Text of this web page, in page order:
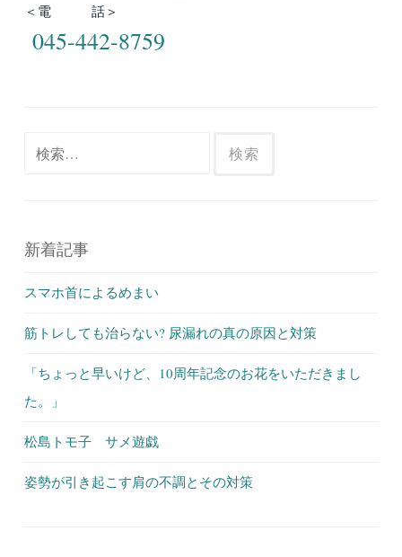
＜電 話＞
045-442-8759
新着記事
スマホ首によるめまい
筋トレしても治らない? 尿漏れの真の原因と対策
「ちょっと早いけど、10周年記念のお花をいただきまし
た。」
松島トモ子 サメ遊戯
姿勢が引き起こす肩の不調とその対策